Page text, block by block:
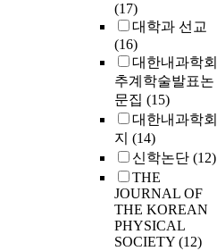
(17)
대학과 선교
(16)
대한내과학회
추계학술발표논
문집 (15)
대한내과학회
지 (14)
신학논단 (12)
THE
JOURNAL OF
THE KOREAN
PHYSICAL
SOCIETY (12)